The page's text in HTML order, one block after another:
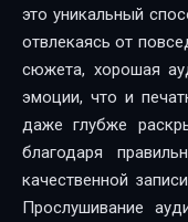
это уникальный
отвлекаясь от
сюжета, хорошая
эмоции, что и
даже глубже
благодаря
качественной
Прослушивание